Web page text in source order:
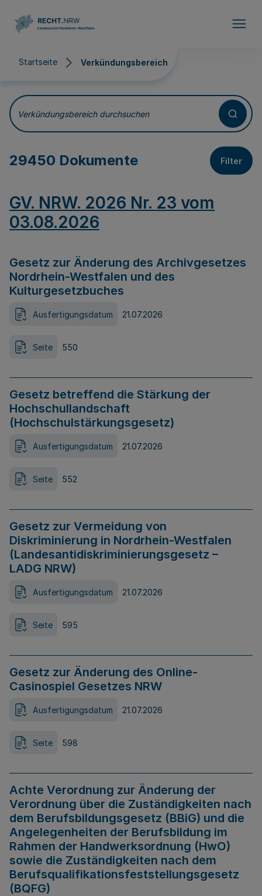
Startseite Verkündungsbereich
Verkündungsbereich
Verkündungsbereich durchsuchen
29450 Dokumente Filter
GV. NRW. 2026 Nr. 23 vom
03.08.2026
Gesetz zur Änderung des Archivgesetzes
Nordrhein-Westfalen und des
Kulturgesetzbuches
Ausfertigungsdatum 21.07.2026
Seite 550
Gesetz betreffend die Stärkung der
Hochschullandschaft
(Hochschulstärkungsgesetz)
Ausfertigungsdatum 21.07.2026
Seite 552
Gesetz zur Vermeidung von
Diskriminierung in Nordrhein-Westfalen
(Landesantidiskriminierungsgesetz –
LADG NRW)
Ausfertigungsdatum 21.07.2026
Seite 595
Gesetz zur Änderung des Online-
Casinospiel Gesetzes NRW
Ausfertigungsdatum 21.07.2026
Seite 598
Achte Verordnung zur Änderung der
Verordnung über die Zuständigkeiten nach
dem Berufsbildungsgesetz (BBiG) und die
Angelegenheiten der Berufsbildung im
Rahmen der Handwerksordnung (HwO)
sowie die Zuständigkeiten nach dem
Berufsqualifikationsfeststellungsgesetz
(BQFG)